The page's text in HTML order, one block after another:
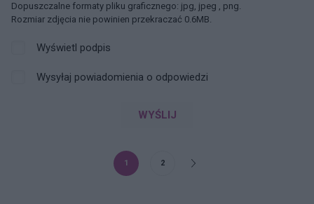
Dopuszczalne formaty pliku graficznego: jpg, jpeg , png.
Rozmiar zdjęcia nie powinien przekraczać 0.6MB.
Wyświetl podpis
Wysyłaj powiadomienia o odpowiedzi
WYŚLIJ
1 2